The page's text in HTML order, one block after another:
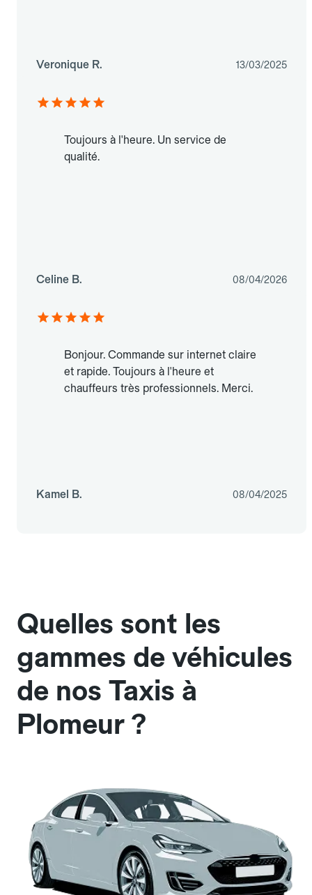
Veronique R. 13/03/2025
Toujours à l'heure. Un service de
qualité.
Celine B. 08/04/2026
Bonjour. Commande sur internet claire
et rapide. Toujours à l'heure et
chauffeurs très professionnels. Merci.
Kamel B. 08/04/2025
Quelles sont les
gammes de véhicules
de nos Taxis à
Plomeur ?